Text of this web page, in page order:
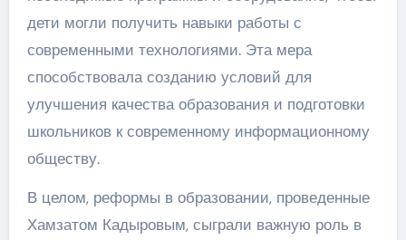
дети могли получить навыки работы с
современными технологиями. Эта мера
способствовала созданию условий для
улучшения качества образования и подготовки
школьников к современному информационному
обществу.
В целом, реформы в образовании, проведенные
Хамзатом Кадыровым, сыграли важную роль в